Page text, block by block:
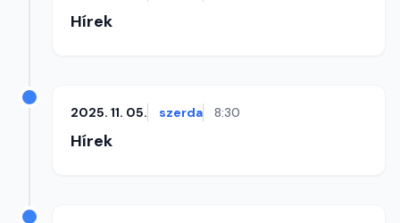
Hírek
2025. 11. 05. szerda 8:30
Hírek